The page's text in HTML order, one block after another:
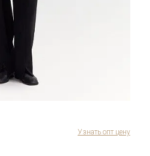
Узнать опт цену